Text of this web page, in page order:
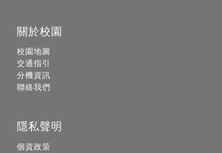
關於校園
校園地圖
交通指引
分機資訊
聯絡我們
隱私聲明
個資政策